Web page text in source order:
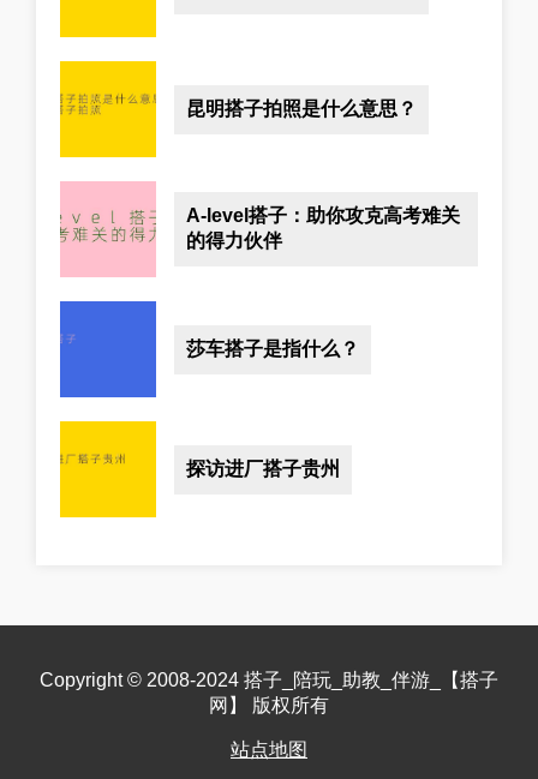
昆明搭子拍照是什么意思？
A-level搭子：助你攻克高考难关
的得力伙伴
莎车搭子是指什么？
探访进厂搭子贵州
Copyright © 2008-2024 搭子_陪玩_助教_伴游_【搭子
网】 版权所有
站点地图